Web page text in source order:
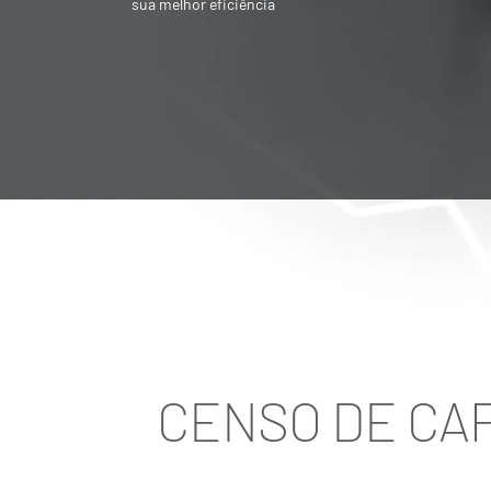
Societária é destinado para quem quer
CENSO DE